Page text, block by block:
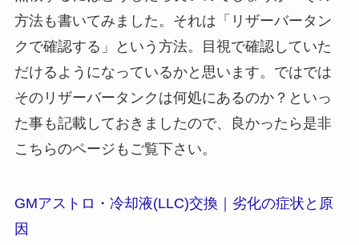
方法も書いてみました。それは「リザーバータン
クで確認する」という方法。目視で確認していた
だけるようになっているかと思います。ではでは
そのリザーバータンクは何処にあるのか？といっ
た事も記載しておきましたので、良かったら是非
こちらのページもご覧下さい。
GMアストロ・冷却液(LLC)交換｜劣化の症状と原
因